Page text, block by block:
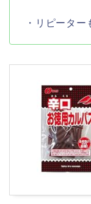
・リピーター